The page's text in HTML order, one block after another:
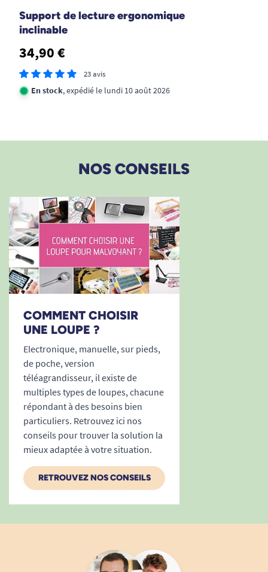
Support de lecture ergonomique
inclinable
34,90 €
23 avis
En stock, expédié le lundi 10 août 2026
NOS CONSEILS
COMMENT CHOISIR
UNE LOUPE ?
Electronique, manuelle, sur pieds,
de poche, version
téléagrandisseur, il existe de
multiples types de loupes, chacune
répondant à des besoins bien
particuliers. Retrouvez ici nos
conseils pour trouver la solution la
mieux adaptée à votre situation.
RETROUVEZ NOS CONSEILS